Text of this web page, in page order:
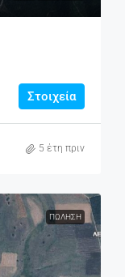
Στοιχεία
5 έτη πριν
ΠΏΛΗΣΗ